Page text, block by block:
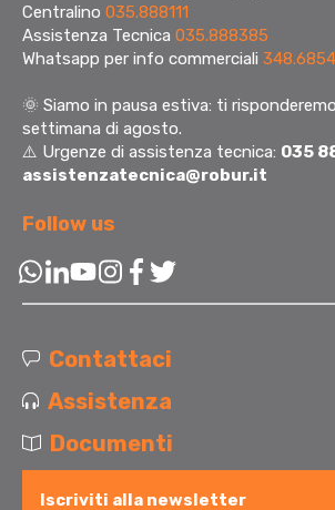
Centralino 035.888111
Assistenza Tecnica 035.888385
Whatsapp per info commerciali
🌞 Siamo in pausa estiva: ti
settimana di agosto.
⚠️ Urgenze di assistenza tecnica: 035
assistenzatecnica@robur.it
Follow us
Contattaci
Assistenza
Documenti
Iscriviti alla newsletter